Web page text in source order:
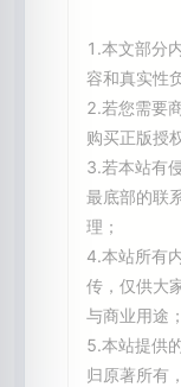
1.本文部分
容和真实性
2.若您需要
购买正版授
3.若本站有
最底部的联
理；
4.本站所有
传，仅供大
与商业用途；
5.本站提供
归原著所有